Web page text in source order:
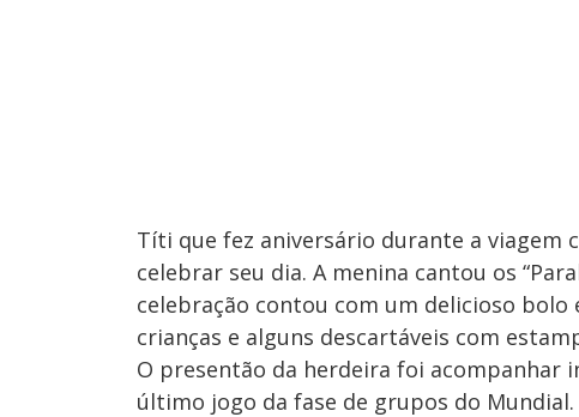
Títi que fez aniversário durante a viagem
celebrar seu dia. A menina cantou os
celebração contou com um delicioso
crianças e alguns descartáveis com
O presentão da herdeira foi acompanhar
último jogo da fase de grupos do